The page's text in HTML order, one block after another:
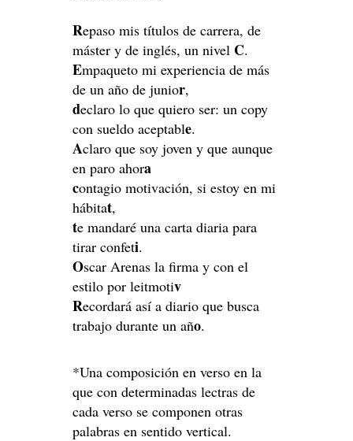
Repaso mis títulos de carrera, de
máster y de inglés, un nivel C.
Empaqueto mi experiencia de más
de un año de junior,
declaro lo que quiero ser: un copy
con sueldo aceptable.
Aclaro que soy joven y que aunque
en paro ahora
contagio motivación, si estoy en mi
hábitat,
te mandaré una carta diaria para
tirar confeti.
Oscar Arenas la firma y con el
estilo por leitmotiv
Recordará así a diario que busca
trabajo durante un año.
*Una composición en verso en la
que con determinadas lectras de
cada verso se componen otras
palabras en sentido vertical.